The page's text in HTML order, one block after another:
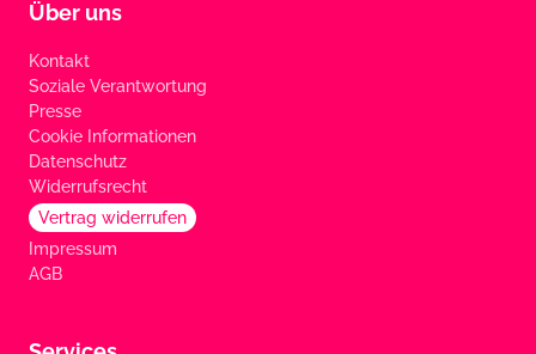
Über uns
Kontakt
Soziale Verantwortung
Presse
Cookie Informationen
Datenschutz
Widerrufsrecht
Vertrag widerrufen
Impressum
AGB